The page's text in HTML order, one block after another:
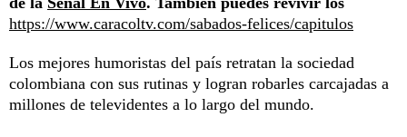
https://www.caracoltv.com/sabados-felices/capitulos
Los mejores humoristas del país retratan la sociedad
colombiana con sus rutinas y logran robarles carcajadas a
millones de televidentes a lo largo del mundo.